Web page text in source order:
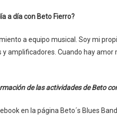
a día con Beto Fierro?
a equipo musical. Soy mi
amplificadores. Cuando hay
de las actividades de Beto
en la página Beto´s Blues